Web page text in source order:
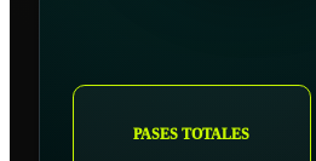
PASES TOTALES